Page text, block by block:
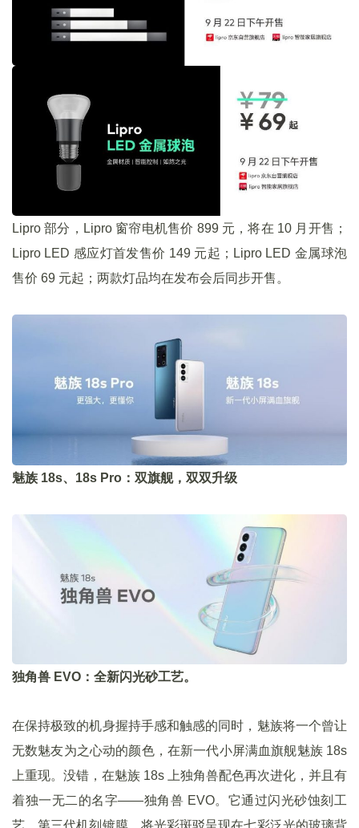
Lipro 部分，Lipro 窗帘电机售价 899 元，将在 10 月开售；
Lipro LED 感应灯首发售价 149 元起；Lipro LED 金属球泡
售价 69 元起；两款灯品均在发布会后同步开售。
魅族 18s、18s Pro：双旗舰，双双升级
独角兽 EVO：全新闪光砂工艺。
在保持极致的机身握持手感和触感的同时，魅族将一个曾让
无数魅友为之心动的颜色，在新一代小屏满血旗舰魅族 18s
上重现。没错，在魅族 18s 上独角兽配色再次进化，并且有
着独一无二的名字——独角兽 EVO。它通过闪光砂蚀刻工
艺、第三代机刻镀膜，将光彩斑驳呈现在七彩泛光的玻璃背